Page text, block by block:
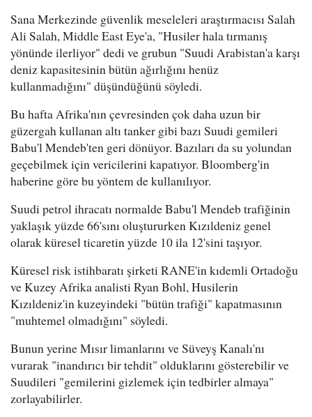
Sana Merkezinde güvenlik meseleleri araştırmacısı Salah
Ali Salah, Middle East Eye'a, "Husiler hala tırmanış
yönünde ilerliyor" dedi ve grubun "Suudi Arabistan'a karşı
deniz kapasitesinin bütün ağırlığını henüz
kullanmadığını" düşündüğünü söyledi.
Bu hafta Afrika'nın çevresinden çok daha uzun bir
güzergah kullanan altı tanker gibi bazı Suudi gemileri
Babu'l Mendeb'ten geri dönüyor. Bazıları da su yolundan
geçebilmek için vericilerini kapatıyor. Bloomberg'in
haberine göre bu yöntem de kullanılıyor.
Suudi petrol ihracatı normalde Babu'l Mendeb trafiğinin
yaklaşık yüzde 66'sını oluştururken Kızıldeniz genel
olarak küresel ticaretin yüzde 10 ila 12'sini taşıyor.
Küresel risk istihbaratı şirketi RANE'in kıdemli Ortadoğu
ve Kuzey Afrika analisti Ryan Bohl, Husilerin
Kızıldeniz'in kuzeyindeki "bütün trafiği" kapatmasının
"muhtemel olmadığını" söyledi.
Bunun yerine Mısır limanlarını ve Süveyş Kanalı'nı
vurarak "inandırıcı bir tehdit" olduklarını gösterebilir ve
Suudileri "gemilerini gizlemek için tedbirler almaya"
zorlayabilirler.